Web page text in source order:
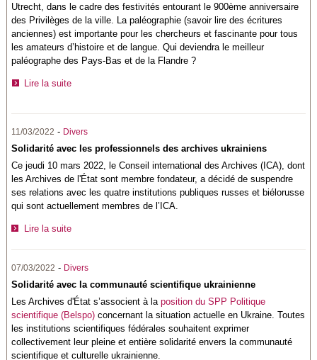
Utrecht, dans le cadre des festivités entourant le 900ème anniversaire
des Privilèges de la ville. La paléographie (savoir lire des écritures
anciennes) est importante pour les chercheurs et fascinante pour tous
les amateurs d’histoire et de langue. Qui deviendra le meilleur
paléographe des Pays-Bas et de la Flandre ?
Lire la suite
11/03/2022 - Divers
Solidarité avec les professionnels des archives ukrainiens
Ce jeudi 10 mars 2022, le Conseil international des Archives (ICA), dont
les Archives de l'État sont membre fondateur, a décidé de suspendre
ses relations avec les quatre institutions publiques russes et biélorusse
qui sont actuellement membres de l’ICA.
Lire la suite
07/03/2022 - Divers
Solidarité avec la communauté scientifique ukrainienne
Les Archives d'État s’associent à laposition du SPP Politique
scientifique (Belspo) concernant la situation actuelle en Ukraine. Toutes
les institutions scientifiques fédérales souhaitent exprimer
collectivement leur pleine et entière solidarité envers la communauté
scientifique et culturelle ukrainienne.